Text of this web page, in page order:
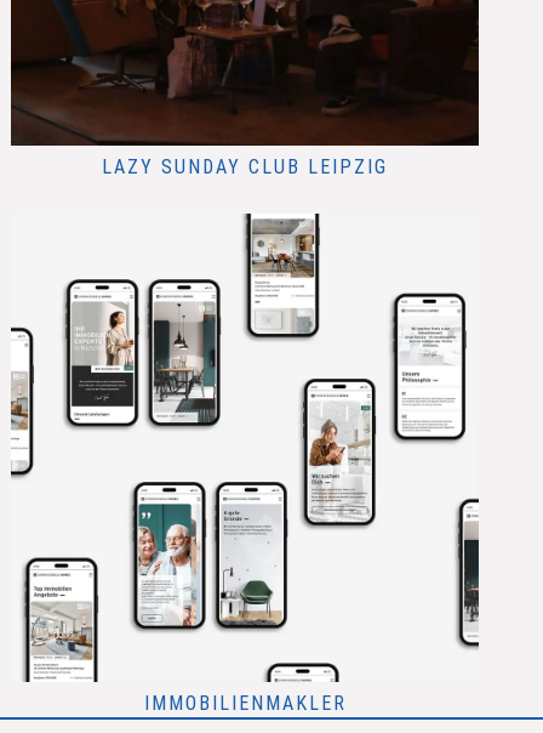
LAZY SUNDAY CLUB LEIPZIG
IMMOBILIENMAKLER